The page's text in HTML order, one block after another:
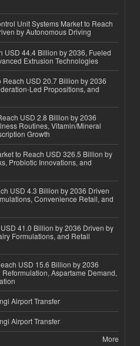
Unit Systems Market to Reach
by Autonomous Driving
USD 44.4 Billion by 2036, Fueled
Extrusion Technologies
USD 20.7 Billion by 2036
Led Propositions, and
USD 2.8 Billion by 2036
Routines, Vitamin/Mineral
Growth
to Reach USD 326.5 Billion by
Probiotic Innovations, and
USD 4.3 Billion by 2036 Driven
Convenience Retail, and
41.0 Billion by 2036 Driven by
Formulations, and Retail
USD 15.6 Billion by 2036
Aspartame Demand,
Airport Transfer
Airport Transfer
More